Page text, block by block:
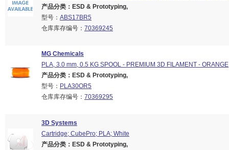
产品分类：ESD & Prototyping,
型号： ABS17BR5
仓库库存编号： 70369245
MG Chemicals
PLA, 3.0 mm, 0.5 KG SPOOL - PREMIUM 3D FILAMENT - ORANGE
产品分类：ESD & Prototyping,
型号： PLA30OR5
仓库库存编号： 70369295
3D Systems
Cartridge; CubePro; PLA; White
产品分类：ESD & Prototyping,